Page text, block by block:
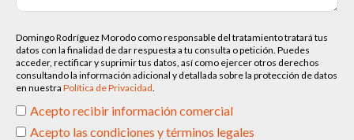
Domingo Rodríguez Morodo como responsable del tratamiento tratará tus
datos con la finalidad de dar respuesta a tu consulta o petición. Puedes
acceder, rectificar y suprimir tus datos, así como ejercer otros derechos
consultando la información adicional y detallada sobre la protección de datos
en nuestra Política de Privacidad
Acepto recibir información comercial
Acepto las condiciones y términos legales